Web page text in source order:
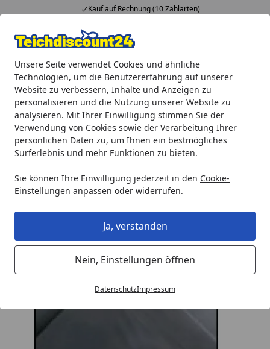
Unsere Seite verwendet Cookies und ähnliche
Technologien, um die Benutzererfahrung auf unserer
Website zu verbessern, Inhalte und Anzeigen zu
personalisieren und die Nutzung unserer Website zu
analysieren. Mit Ihrer Einwilligung stimmen Sie der
Verwendung von Cookies sowie der Verarbeitung Ihrer
persönlichen Daten zu, um Ihnen ein bestmögliches
Surferlebnis und mehr Funktionen zu bieten.
Sie können Ihre Einwilligung jederzeit in den Cookie-
Einstellungen anpassen oder widerrufen.
Ja, verstanden
Nein, Einstellungen öffnen
DatenschutzImpressum
Kauf auf Rechnung (10 Zahlarten)
Alle Produkte
Mein Konto
Suchen
Startseite
Ubbink PVC Teichfolie AquaLiner 4 x 4 m, 0,5 mm
Ubbink PVC Teichfolie AquaLiner 4 x
4 m, 0,5 mm